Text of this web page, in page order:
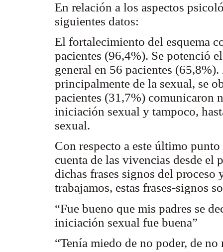
En relación a los aspectos
siguientes datos:
El fortalecimiento del esquema
pacientes (96,4%). Se potenció
general en 56 pacientes
principalmente de la sexual, se
pacientes (31,7%) comunicaron
iniciación sexual y tampoco,
sexual.
Con respecto a este último
cuenta de las vivencias desde el
dichas frases signos del
trabajamos, estas frases-signos
“Fue bueno que mis padres se
iniciación sexual fue buena”
“Tenía miedo de no poder, de